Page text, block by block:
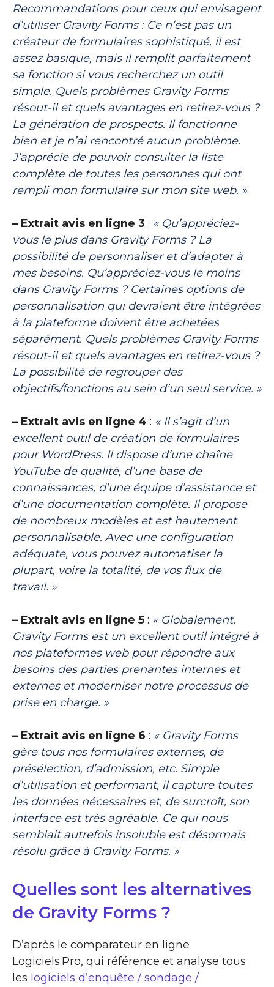
Recommandations pour ceux qui envisagent
d’utiliser Gravity Forms : Ce n’est pas un
créateur de formulaires sophistiqué, il est
assez basique, mais il remplit parfaitement
sa fonction si vous recherchez un outil
simple. Quels problèmes Gravity Forms
résout-il et quels avantages en retirez-vous ?
La génération de prospects. Il fonctionne
bien et je n’ai rencontré aucun problème.
J’apprécie de pouvoir consulter la liste
complète de toutes les personnes qui ont
rempli mon formulaire sur mon site web. »
– Extrait avis en ligne 3 : « Qu’appréciez-
vous le plus dans Gravity Forms ? La
possibilité de personnaliser et d’adapter à
mes besoins. Qu’appréciez-vous le moins
dans Gravity Forms ? Certaines options de
personnalisation qui devraient être intégrées
à la plateforme doivent être achetées
séparément. Quels problèmes Gravity Forms
résout-il et quels avantages en retirez-vous ?
La possibilité de regrouper des
objectifs/fonctions au sein d’un seul service. »
– Extrait avis en ligne 4 : « Il s’agit d’un
excellent outil de création de formulaires
pour WordPress. Il dispose d’une chaîne
YouTube de qualité, d’une base de
connaissances, d’une équipe d’assistance et
d’une documentation complète. Il propose
de nombreux modèles et est hautement
personnalisable. Avec une configuration
adéquate, vous pouvez automatiser la
plupart, voire la totalité, de vos flux de
travail. »
– Extrait avis en ligne 5 : « Globalement,
Gravity Forms est un excellent outil intégré à
nos plateformes web pour répondre aux
besoins des parties prenantes internes et
externes et moderniser notre processus de
prise en charge. »
– Extrait avis en ligne 6 : « Gravity Forms
gère tous nos formulaires externes, de
présélection, d’admission, etc. Simple
d’utilisation et performant, il capture toutes
les données nécessaires et, de surcroît, son
interface est très agréable. Ce qui nous
semblait autrefois insoluble est désormais
résolu grâce à Gravity Forms. »
Quelles sont les alternatives
de Gravity Forms ?
D’après le comparateur en ligne
Logiciels.Pro, qui référence et analyse tous
les logiciels d’enquête / sondage /